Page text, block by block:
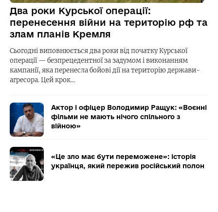
Два роки Курської операції:
перенесення війни на територію рф та
злам планів Кремля
Сьогодні виповнюється два роки від початку Курської
операції — безпрецедентної за задумом і виконанням
кампанії, яка перенесла бойові дії на територію держави-
агресора. Цей крок…
Актор і офіцер Володимир Ращук: «Воєнні
фільми не мають нічого спільного з
війною»
«Це зло має бути переможене»: історія
українця, який пережив російський полон